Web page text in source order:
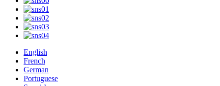
English
French
German
Portuguese